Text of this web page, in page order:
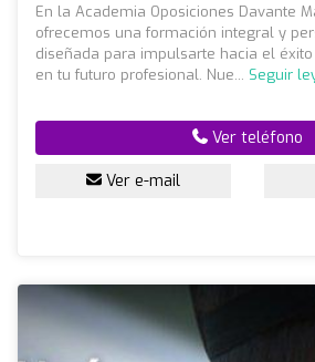
En la Academia Oposiciones Davante
ofrecemos una formación integral y
diseñada para impulsarte hacia el
en tu futuro profesional. Nue... Seguir
Ver teléfono
Ver e-mail